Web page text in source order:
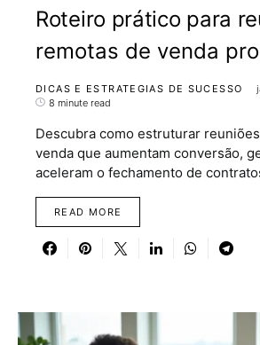
Roteiro prático para
remotas de venda
DICAS E ESTRATEGIAS DE SUCESSO
8 minute read
Descubra como estruturar
venda que aumentam conversão,
aceleram o fechamento de
READ MORE